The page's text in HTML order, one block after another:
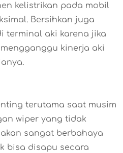
kelistrikan pada mobil
Bersihkan juga
terminal aki karena jika
kinerja aki
terutama saat musim
wiper yang tidak
sangat berbahaya
bisa disapu secara